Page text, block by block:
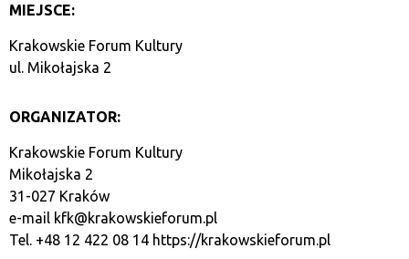
MIEJSCE:
Krakowskie Forum Kultury
ul. Mikołajska 2
ORGANIZATOR:
Krakowskie Forum Kultury
Mikołajska 2
31-027 Kraków
e-mail kfk@krakowskieforum.pl
Tel. +48 12 422 08 14 https://krakowskieforum.pl